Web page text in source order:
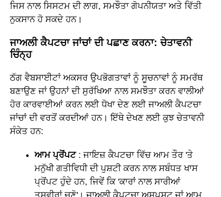
ਜਿਸ ਨਾਲ ਸਿਸਟਮ ਦੀ ਲਾਗ, ਸਮਝੌਤਾ ਗੋਪਨੀਯਤਾ ਅਤੇ ਵਿੱਤੀ
ਨੁਕਸਾਨ ਹੋ ਸਕਦੇ ਹਨ।
ਜਾਅਲੀ ਕੈਪਟਚਾ ਜਾਂਚਾਂ ਦੀ ਪਛਾਣ ਕਰਨਾ: ਚੇਤਾਵਨੀ
ਚਿੰਨ੍ਹ
ਠੱਗ ਵੈਬਸਾਈਟਾਂ ਅਕਸਰ ਉਪਭੋਗਤਾਵਾਂ ਨੂੰ ਸੂਚਨਾਵਾਂ ਨੂੰ ਸਮਰੱਥ
ਬਣਾਉਣ ਜਾਂ ਉਹਨਾਂ ਦੀ ਸੁਰੱਖਿਆ ਨਾਲ ਸਮਝੌਤਾ ਕਰਨ ਵਾਲੀਆਂ
ਹੋਰ ਕਾਰਵਾਈਆਂ ਕਰਨ ਲਈ ਧੋਖਾ ਦੇਣ ਲਈ ਜਾਅਲੀ ਕੈਪਟਚਾ
ਜਾਂਚਾਂ ਦੀ ਵਰਤੋਂ ਕਰਦੀਆਂ ਹਨ। ਇੱਥੇ ਦੇਖਣ ਲਈ ਕੁਝ ਚੇਤਾਵਨੀ
ਸੰਕੇਤ ਹਨ:
ਆਮ ਪ੍ਰੋਂਪਟ: ਜਾਇਜ਼ ਕੈਪਟਚਾ ਵਿੱਚ ਆਮ ਤੌਰ 'ਤੇ
ਮਨੁੱਖੀ ਗਤੀਵਿਧੀ ਦੀ ਪੁਸ਼ਟੀ ਕਰਨ ਨਾਲ ਸਬੰਧਤ ਖਾਸ
ਪ੍ਰੋਂਪਟ ਹੁੰਦੇ ਹਨ, ਜਿਵੇਂ ਕਿ 'ਕਾਰਾਂ ਨਾਲ ਸਾਰੀਆਂ